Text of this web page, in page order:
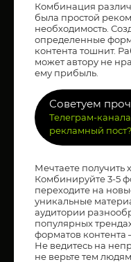
Комбинация
была простой
необходимость.
определенные
контента тошнит.
может автору не
ему прибыль.
Советуем
Телеграм-
рекламный пост?
Мечтаете получить
Комбинируйте 3-5
переходите на
уникальные
аудитории
популярных
форматов
Не ведитесь на
не верьте тем